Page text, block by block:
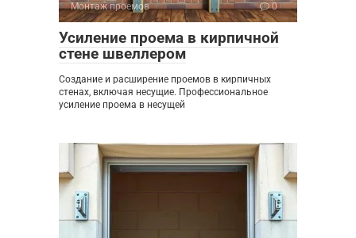
Монтаж проемов 0
Усиление проема в кирпичной
стене швеллером
Создание и расширение проемов в кирпичных
стенах, включая несущие. Профессиональное
усиление проема в несущей